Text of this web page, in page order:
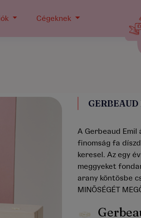
Cégeknek
A Gerbeaud Emil
finomság fa
keresel. Az egy
meggyeket
arany köntösbe
MINŐSÉGÉT